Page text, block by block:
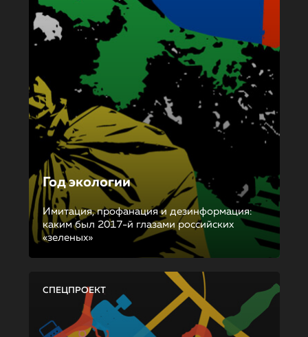
Год экологии
Имитация, профанация и дезинформация:
каким был 2017-й глазами российских
«зеленых»
СПЕЦПРОЕКТ